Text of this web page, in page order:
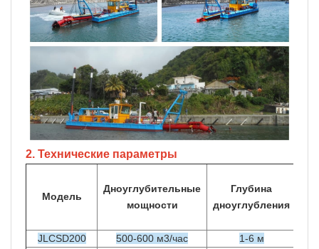
2. Технические параметры
Модель
Дноуглубительные
мощности
Глубина
дноуглубления
JLCSD200 500-600 м3/час 1-6 м